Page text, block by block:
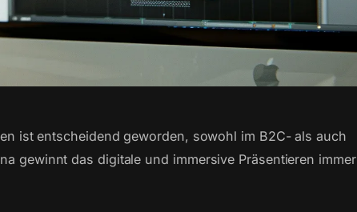
ist entscheidend geworden, sowohl im B2C- als auch
gewinnt das digitale und immersive Präsentieren immer